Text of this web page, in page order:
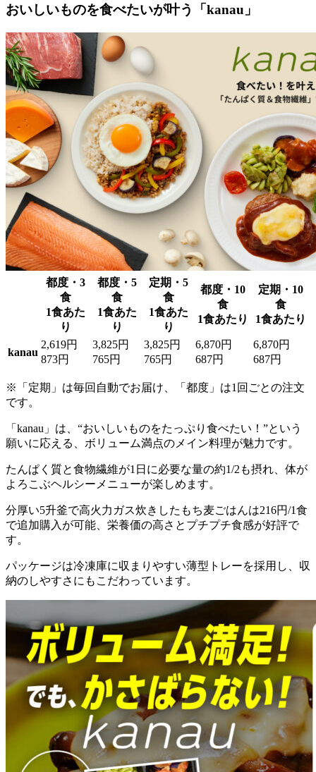
おいしいものを食べたいが叶う「kanau」
都度・3
食
1食あた
り
都度・5
食
1食あた
り
定期・5
食
1食あた
り
都度・10
食
1食あたり
定期・10
食
1食あたり
kanau
2,619円
873円
3,825円
765円
3,825円
765円
6,870円
687円
6,870円
687円
※「定期」は毎回自動でお届け、「都度」は1回ごとの注文
です。
「kanau」は、“おいしいものをたっぷり食べたい！”という
願いに応える、ボリューム満点のメイン料理が魅力です。
たんぱく質と食物繊維が1日に必要な量の約1/2も摂れ、体が
よろこぶヘルシーメニューが楽しめます。
分厚い5升釜で高火力ガス炊きしたもち麦ごはんは216円/1食
で追加購入が可能、栄養価の高さとプチプチ食感が好評で
す。
パッケージは冷凍庫に収まりやすい薄型トレーを採用し、収
納のしやすさにもこだわっています。